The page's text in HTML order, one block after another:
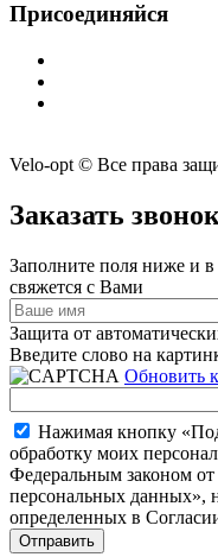
Присоединяйся
Velo-opt © Все права
Заказать звонок
Заполните поля ниже и
свяжется с Вами
Защита от
Введите слово на
Обновить
Нажимая кнопку
обработку моих
Федеральным законом
персональных данных»,
определенных в